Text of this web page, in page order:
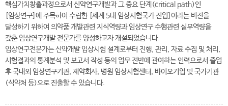
핵심가치창출과정으로서 신약연구개발과 그 중요 단계(critical path)인
[임상연구]에 주목하여 수립한 [세계 5대 임상시험국가 진입]이라는 비전을
달성하기 위하여 의약품 개발관련 지식역량과 임상연구 수행관련 실무역량을
갖춘 임상연구개발 전문가를 양성하고자 개설되었습니다.
임상연구전문가는 신약개발 임상시험 설계로부터 진행, 관리, 자료 수집 및 처리,
시험결과의 통계분석 및 보고서 작성 등의 업무 전반에 관여하는 인력으로서 졸업
후 국내외 임상연구기관, 제약회사, 병원 임상시험센터, 바이오기업 및 국가기관
(식약처 등)으로 진출할 수 있습니다.